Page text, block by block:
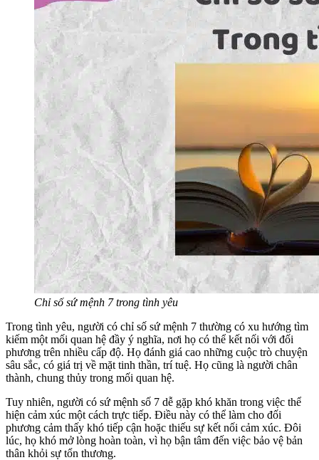
Chỉ số sứ mệnh 7 trong tình yêu
Trong tình yêu, người có chỉ số sứ mệnh 7 thường có xu hướng tìm
kiếm một mối quan hệ đầy ý nghĩa, nơi họ có thể kết nối với đối
phương trên nhiều cấp độ. Họ đánh giá cao những cuộc trò chuyện
sâu sắc, có giá trị về mặt tinh thần, trí tuệ. Họ cũng là người chân
thành, chung thủy trong mối quan hệ.
Tuy nhiên, người có sứ mệnh số 7 dễ gặp khó khăn trong việc thể
hiện cảm xúc một cách trực tiếp. Điều này có thể làm cho đối
phương cảm thấy khó tiếp cận hoặc thiếu sự kết nối cảm xúc. Đôi
lúc, họ khó mở lòng hoàn toàn, vì họ bận tâm đến việc bảo vệ bản
thân khỏi sự tổn thương.